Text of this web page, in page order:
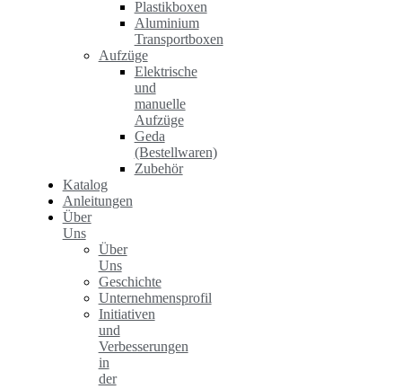
Plastikboxen
Aluminium
Transportboxen
Aufzüge
Elektrische
und
manuelle
Aufzüge
Geda
(Bestellwaren)
Zubehör
Katalog
Anleitungen
Über
Uns
Über
Uns
Geschichte
Unternehmensprofil
Initiativen
und
Verbesserungen
in
der